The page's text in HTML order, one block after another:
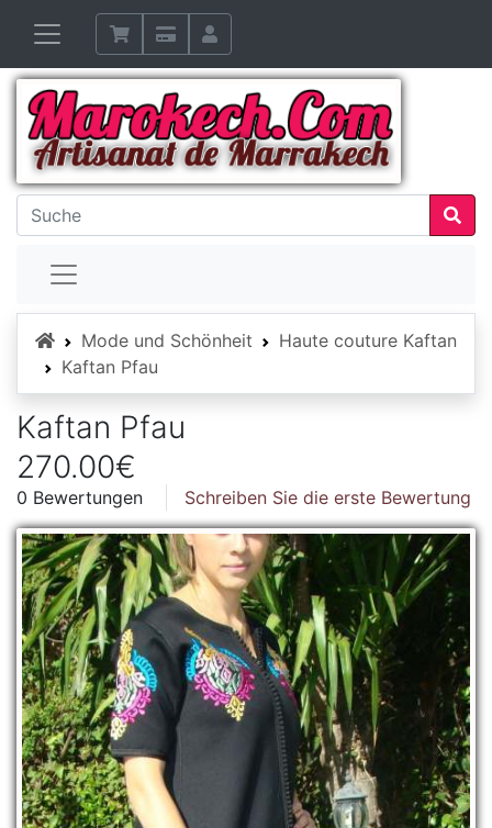
Startseite
Mode und Schönheit
Haute couture Kaftan
Kaftan Pfau
Kaftan Pfau
270.00€
0 Bewertungen Schreiben Sie die erste Bewertung